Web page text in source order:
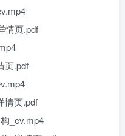
情页.pdf
页.pdf
情页.pdf
_ev.mp4